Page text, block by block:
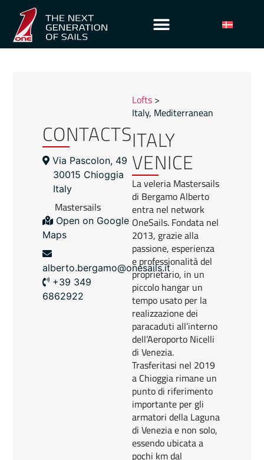
CONTACTS
Via Pascolon, 49
30015 Chioggia
Italy
Mastersails
Open on Google
Maps
alberto.bergamo@onesails.it
+39 349
6862922
Lofts>
Italy, Mediterranean
ITALY
VENICE
La veleria Mastersails
di Bergamo Alberto
entra nel network
OneSails. Fondata nel
2013, grazie alla
passione, esperienza
e professionalità del
proprietario, in un
piccolo hangar un
tempo usato per la
realizzazione dei
paracaduti all’interno
dell’Aeroporto Nicelli
di Venezia.
Trasferitasi nel 2019
a Chioggia rimane un
punto di riferimento
importante per gli
armatori della Laguna
di Venezia e non solo,
essendo ubicata a
pochi km dal